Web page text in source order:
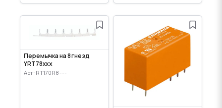
Перемычка на 8 гнезд
YRT78xxx
Арт: RT170R8---